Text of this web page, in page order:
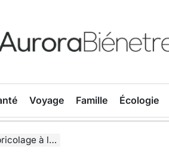
Voyage Famille Écologie
la maison ?